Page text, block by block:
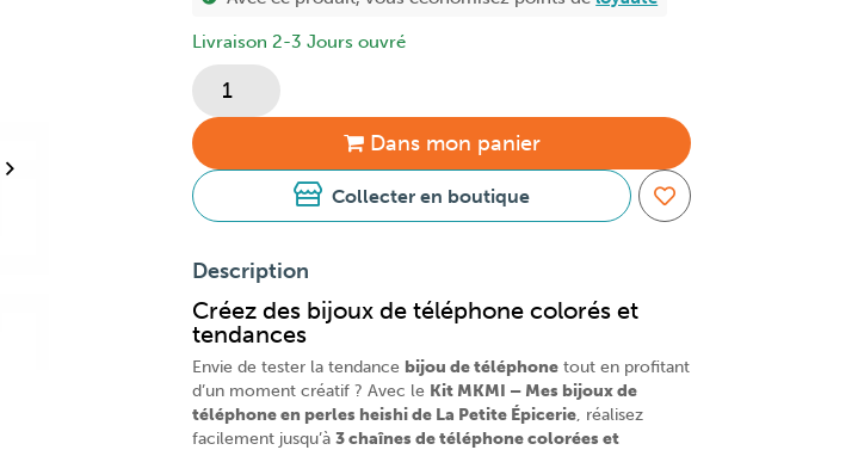
Livraison 2-3 Jours ouvré
Dans mon panier
Collecter en boutique
Description
Créez des bijoux de téléphone colorés et
tendances
Envie de tester la tendance bijou de téléphone tout en profitant
d’un moment créatif ? Avec le Kit MKMI – Mes bijoux de
téléphone en perles heishi de La Petite Épicerie, réalisez
facilement jusqu’à3 chaînes de téléphone colorées et